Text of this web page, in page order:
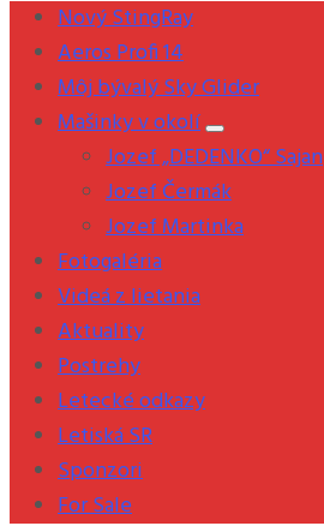
Nový StingRay
Aeros Profi 14
Môj bývalý Sky Glider
Mašinky v okolí
Jozef „DEDENKO“ Sajan
Jozef Čermák
Jozef Martinka
Fotogaléria
Videá z lietania
Aktuality
Postrehy
Letecké odkazy
Letiská SR
Sponzori
For Sale